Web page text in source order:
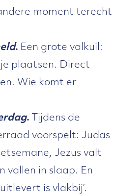
moment terecht
. Een grote valkuil:
plaatsen. Direct
Wie komt er
. Tijdens de
voorspelt: Judas
Jezus valt
vallen in slaap. En
is vlakbij’.